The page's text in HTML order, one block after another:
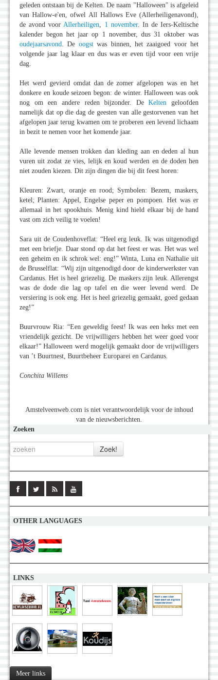
geleden ontstaan bij de Kelten. De naam "Halloween" is afgeleid
van Hallow-e'en, ofwel All Hallows Eve (Allerheiligenavond),
de avond voorAllerheiligen, 1 november. In de Iers-Keltische
kalender begon het jaar op 1 november, dus 31 oktober was
oudejaarsavond. De oogstwas binnen, het zaaigoed voor het
volgende jaar lag klaar en dus was er even tijd voor een vrije
dag.
Het werd gevierd omdat dan de zomer afgelopen was en het
donkere en koude seizoen begon: de winter. Halloween was ook
nog om een andere reden bijzonder. DeKelten geloofden
namelijk dat op die dag de geesten van alle gestorvenen van het
afgelopen jaar terug kwamen om te proberen een levend lichaam
in bezit te nemen voor het komende jaar.
Alle levende mensen trokken dan kleding aan en deden al hun
vuren uit zodat ze vies, lelijk en koud werden en de doden hen
niet zouden kiezen. Dit zijn dingen die bij dit feest horen:
Kleuren: Zwart, oranje en rood; Symbolen: Bezem, maskers,
ketel; Planten: Appel, Engelse peper en pompoen. Het was er
allemaal in het spookhuis. Menig kind hield elkaar bij de hand
vast om zich veilig te voelen!
Sara uit de Coudenhoveflat: “Heel erg leuk. Ik was uitgenodigd
met een briefje. Daar stond op dat het feest er was. Het was wel
een geheim en ik schrok wel: eng!” Winta, Luna en Nathalie uit
de Brusselflat: “Wij zijn uitgenodigd door de kinderwerkster van
Cardanus. Het is heel griezelig. De maskers zijn leuk. Allerengst
was de dode die lag op tafel en die weer levend werd. De
versiering is ook eng. Het is heel griezelig gemaakt, goed gedaan
zeg!”
Buurvrouw Ria: “Een geweldig feest! Ik was een heks met een
vriendelijk gezicht. De vrijwilligers hebben het weer goed voor
elkaar!” Halloween werd mogelijk gemaakt door de vrijwilligers
van ’t Buurtnest, Buurtbeheer Europarei en Cardanus.
Conchita Willems
Amstelveenweb.com is niet verantwoordelijk voor de inhoud
van de nieuwsberichten.
Zoeken
OTHER LANGUAGES
LINKS
Meer links